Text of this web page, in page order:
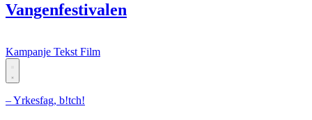
Vangenfestivalen
Kampanje Tekst Film
– Yrkesfag, b!tch!